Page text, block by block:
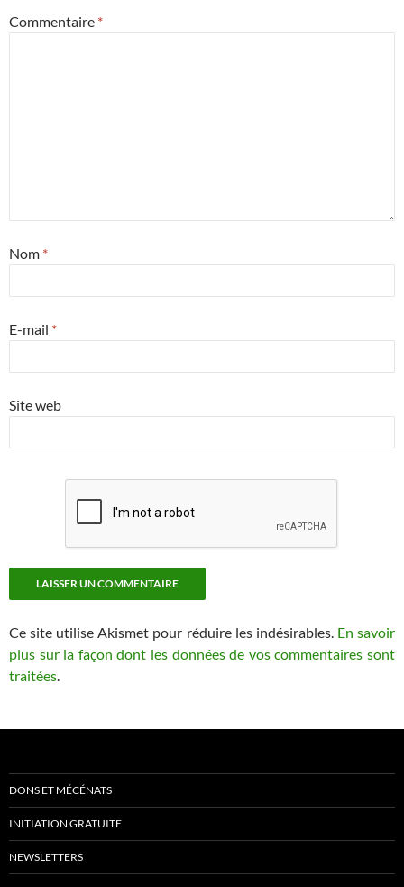
Commentaire *
Nom *
E-mail *
Site web
Ce site utilise Akismet pour réduire les indésirables. En savoir
plus sur la façon dont les données de vos commentaires sont
traitées.
DONS ET MÉCÉNATS
INITIATION GRATUITE
NEWSLETTERS